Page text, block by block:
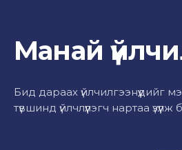
Манай
Бид дараах үйлчилгээнүүдийг
түвшинд үйлчлүүлэгч нартаа үзүүлж